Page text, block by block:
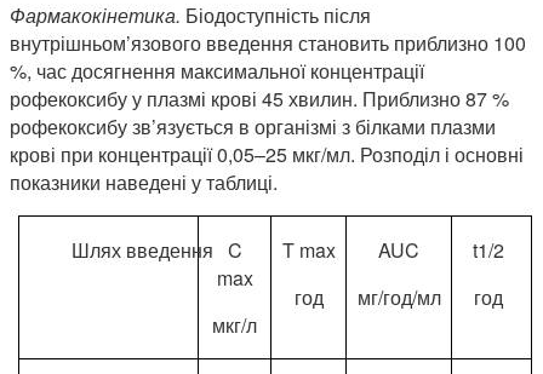
Фармакокінетика. Біодоступність після
внутрішньом’язового введення становить приблизно 100
%, час досягнення максимальної концентрації
рофекоксибу у плазмі крові 45 хвилин. Приблизно 87 %
рофекоксибу зв’язується в організмі з білками плазми
крові при концентрації 0,05–25 мкг/мл. Розподіл і основні
показники наведені у таблиці.
Шлях введення C
max
мкг/л
T max
год
AUC
мг/год/мл
t1/2
год